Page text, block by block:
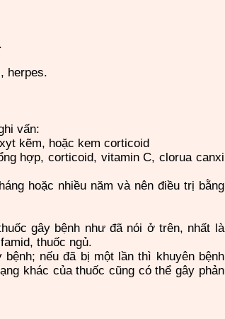
herpes.
vấn:
kẽm, hoặc kem corticoid
hợp, corticoid, vitamin C, clorua canxi
hoặc nhiều năm và nên điều trị bằng
gây bệnh như đã nói ở trên, nhất là
thuốc ngủ.
nếu đã bị một lần thì khuyên bệnh
khác của thuốc cũng có thể gây phản